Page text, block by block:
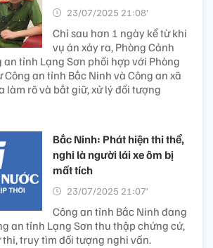
23/07/2025 21:08’
Chỉ sau hơn 1 ngày kể từ khi
vụ án xảy ra, Phòng Cảnh
an tỉnh Lạng Sơn phối hợp với Phòng
Công an tỉnh Bắc Ninh và Công an xã
làm rõ và bắt giữ, xử lý đối tượng
Bắc Ninh: Phát hiện thi thể,
nghi là người lái xe ôm bị
mất tích
23/07/2025 21:07’
Công an tỉnh Bắc Ninh đang
an tỉnh Lạng Sơn thu thập chứng cứ,
truy tìm đối tượng nghi vấn.